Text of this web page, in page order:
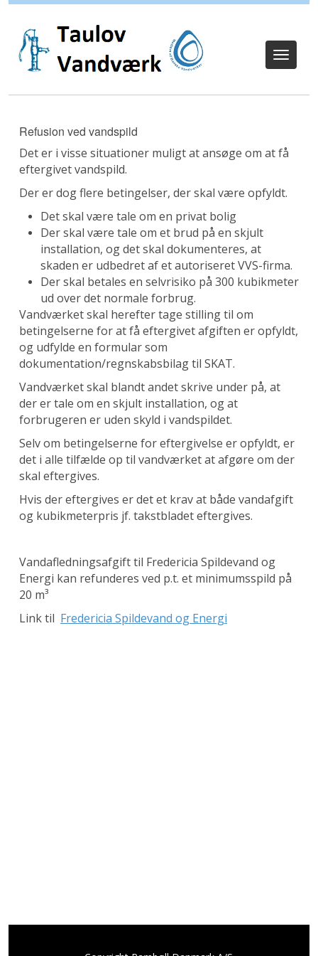
Toggle
Refusion ved vandspild
Det er i visse situationer muligt at ansøge om at få
eftergivet vandspild.
Der er dog flere betingelser, der skal være opfyldt.
Det skal være tale om en privat bolig
Der skal være tale om et brud på en skjult
installation, og det skal dokumenteres, at
skaden er udbedret af et autoriseret VVS-firma.
Der skal betales en selvrisiko på 300 kubikmeter
ud over det normale forbrug.
Vandværket skal herefter tage stilling til om
betingelserne for at få eftergivet afgiften er opfyldt,
og udfylde en formular som
dokumentation/regnskabsbilag til SKAT.
Vandværket skal blandt andet skrive under på, at
der er tale om en skjult installation, og at
forbrugeren er uden skyld i vandspildet.
Selv om betingelserne for eftergivelse er opfyldt, er
det i alle tilfælde op til vandværket at afgøre om der
skal eftergives.
Hvis der eftergives er det et krav at både vandafgift
og kubikmeterpris jf. takstbladet eftergives.
Vandafledningsafgift til Fredericia Spildevand og
Energi kan refunderes ved p.t. et minimumsspild på
20 m³
Link til Fredericia Spildevand og Energi